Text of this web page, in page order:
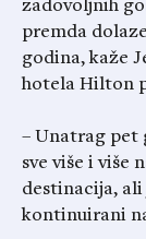
zadovoljnih
premda
godina, kaže
hotela Hilton
– Unatrag pet
sve više i više
destinacija,
kontinuirani